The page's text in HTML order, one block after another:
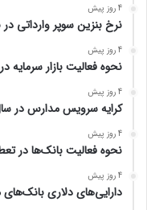
4 روز پیش
نرخ بنزین سوپر وارداتی
4 روز پیش
نحوه فعالیت بازار سرمایه در تعطیلی
4 روز پیش
کرایه سرویس مدارس در سال تحصیلی
4 روز پیش
نحوه فعالیت بانک‌ها در تعطیلی ۳
4 روز پیش
دارایی‌های دلاری